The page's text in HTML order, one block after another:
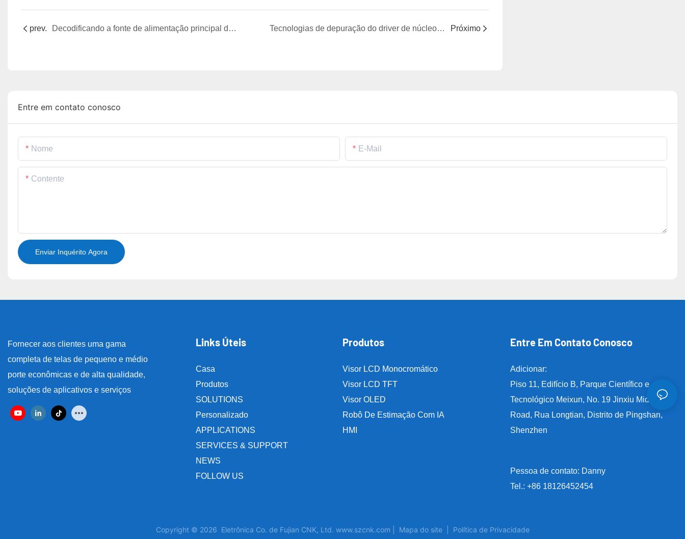
prev. Decodificando a fonte de alimentação principal das telas de exibição TFT: o "código de energia" por trás da fabricação inteligente chinesa Tecnologias de depuração do driver de núcleo principal & Padrões operacionais Próximo
Entre em contato conosco
Nome E-Mail
Contente
Enviar Inquérito Agora
Fornecer aos clientes uma gama
completa de telas de pequeno e médio
porte econômicas e de alta qualidade,
soluções de aplicativos e serviços
Links Úteis
Casa
Produtos
SOLUTIONS
Personalizado
APPLICATIONS
SERVICES & SUPPORT
NEWS
FOLLOW US
Produtos
Visor LCD Monocromático
Visor LCD TFT
Visor OLED
Robô De Estimação Com IA
HMI
Entre Em Contato Conosco
Adicionar:
Piso 11, Edifício B, Parque Científico e
Tecnológico Meixun, No. 19 Jinxiu Middle
Road, Rua Longtian, Distrito de Pingshan,
Shenzhen
Pessoa de contato: Danny
Tel.: +86 18126452454
Copyright © 2026 Eletrônica Co. de Fujian CNK, Ltd. www.szcnk.com | Mapa do site Política de Privacidade